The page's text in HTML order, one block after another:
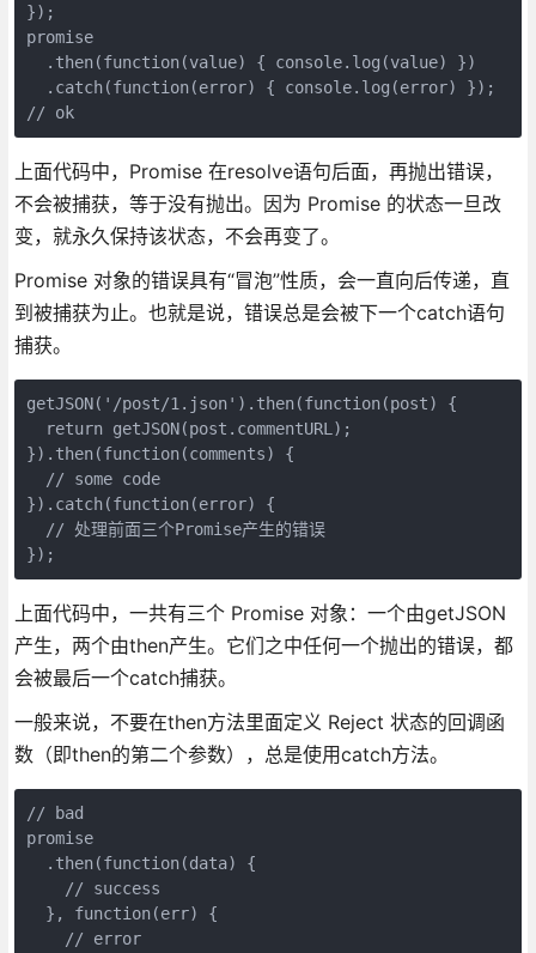
});
promise
  .then(function(value) { console.log(value) })
  .catch(function(error) { console.log(error) });
// ok
上面代码中，Promise 在resolve语句后面，再抛出错误，
不会被捕获，等于没有抛出。因为 Promise 的状态一旦改
变，就永久保持该状态，不会再变了。
Promise 对象的错误具有“冒泡”性质，会一直向后传递，直
到被捕获为止。也就是说，错误总是会被下一个catch语句
捕获。
getJSON('/post/1.json').then(function(post) {
  return getJSON(post.commentURL);
}).then(function(comments) {
  // some code
}).catch(function(error) {
  // 处理前面三个Promise产生的错误
});
上面代码中，一共有三个 Promise 对象：一个由getJSON
产生，两个由then产生。它们之中任何一个抛出的错误，都
会被最后一个catch捕获。
一般来说，不要在then方法里面定义 Reject 状态的回调函
数（即then的第二个参数），总是使用catch方法。
// bad
promise
  .then(function(data) {
    // success
  }, function(err) {
    // error